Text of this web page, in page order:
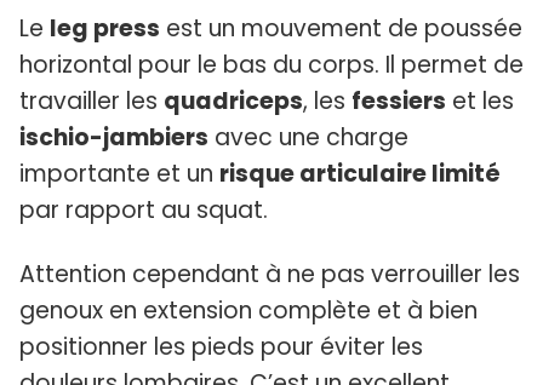
Le leg press est un mouvement de poussée
horizontal pour le bas du corps. Il permet de
travailler les quadriceps, les fessiers et les
ischio-jambiers avec une charge
importante et un risque articulaire limité
par rapport au squat.
Attention cependant à ne pas verrouiller les
genoux en extension complète et à bien
positionner les pieds pour éviter les